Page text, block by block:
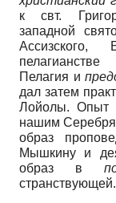
к свт.
западной
Пелагия и
дал затем
Лойолы. Опыт
нашим
образ
Мышкину и
образ в
странствующей.